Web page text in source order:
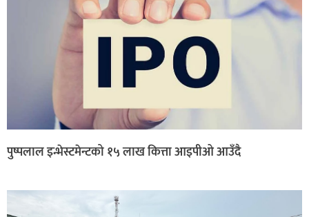
पुष्पलाल इन्भेस्टमेन्टको १५ लाख कित्ता आइपीओ आउँदै